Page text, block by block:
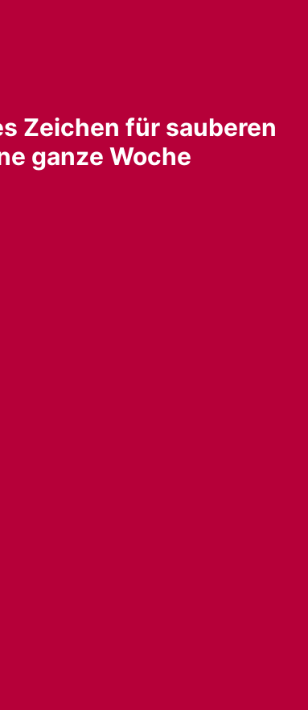
Zeichen für sauberen
ganze Woche